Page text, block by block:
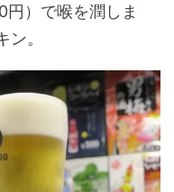
円）で喉を潤しま
。